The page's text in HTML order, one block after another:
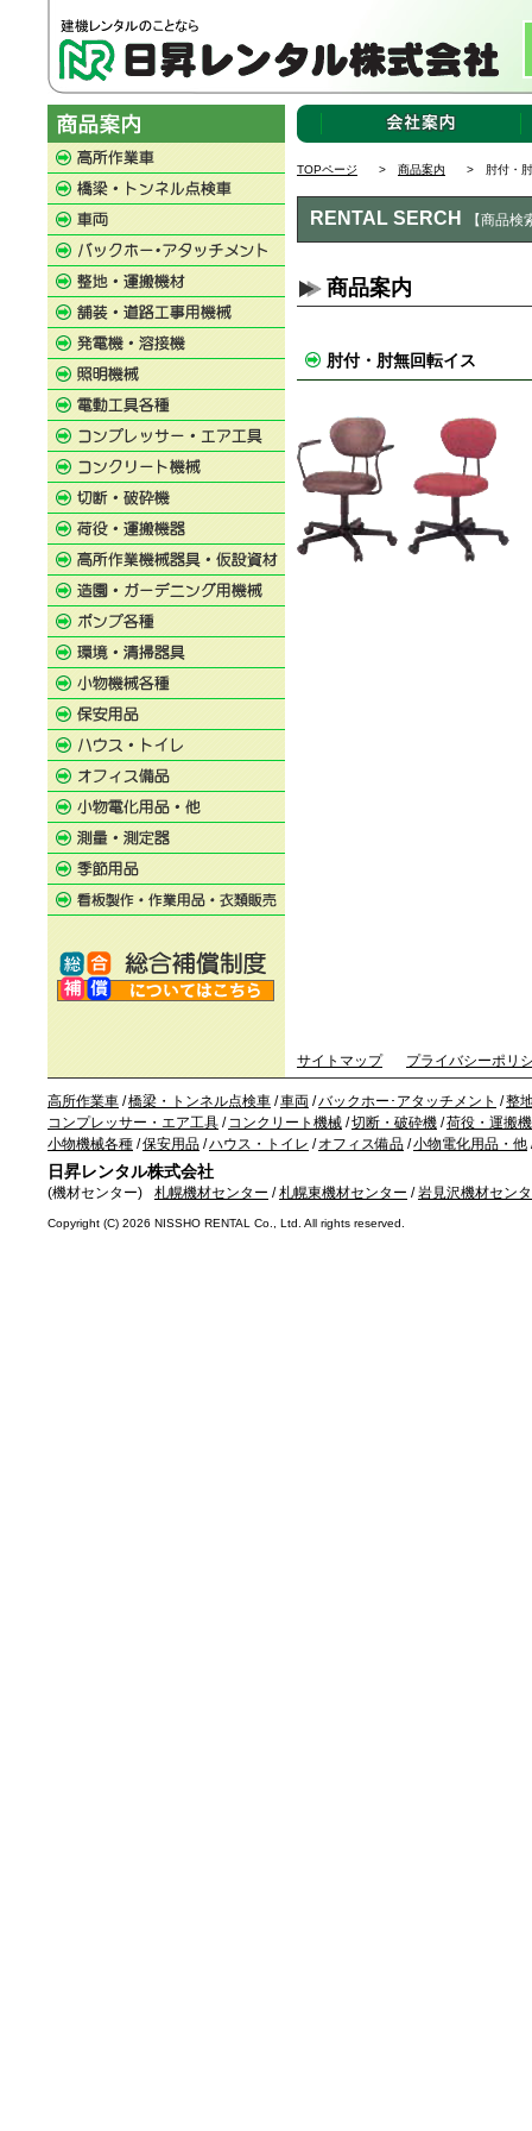
TOPページ > 商品案内 > 肘付・肘
RENTAL SERCH 【商品検
商品案内
肘付・肘無回転イス
サイトマップ プライバシーポリ
高所作業車 /橋梁・トンネル点検車 /車両 /バックホー･アタッチメント /整
コンプレッサー・エア工具 / コンクリート機械 /切断・破砕機 /荷役・運搬
小物機械各種 /保安用品 /ハウス・トイレ / オフィス備品 /小物電化用品・他
日昇レンタル株式会社
(機材センター) 札幌機材センター /札幌東機材センター /岩見沢機材セン
Copyright (C) 2026 NISSHO RENTAL Co., Ltd. All rights reserved.